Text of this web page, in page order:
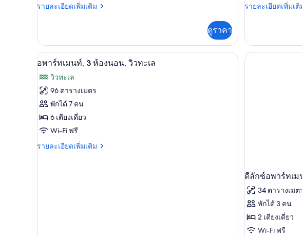
ท
นท์,
3
ห้อง
นอน
รายละเอียดเพิ่มเติม
ราย
เกี่ยว
กับ
อ
ท
เม
นท์,
3
ห้อง
นอน
ดูราคา
ท
นท์,
รายละเอียดเพิ่มเติ
ราย
เกี่ยว
กับ
อ
เปิด
ภาพถ่าย
ทั้งหมด
ของ
อ
พาร์
ท
เครื่องชงกาแฟ/ชา, ไมโครเวฟ, เตาประกอบอาหาร
1
อพาร์ทเมนท์, 3 ห้องนอน, วิวทะเล
วิวทะเล
96 ตารางเมตร
พักได้ 7 คน
6 เตียงเดี่ยว
Wi-Fi ฟรี
รายละเอียดเพิ่มเติม
ราย
ดีลักซ์อพาร์ทเม
34 ตารางเมต
พักได้ 3 คน
2 เตียงเดี่ยว
Wi-Fi ฟรี